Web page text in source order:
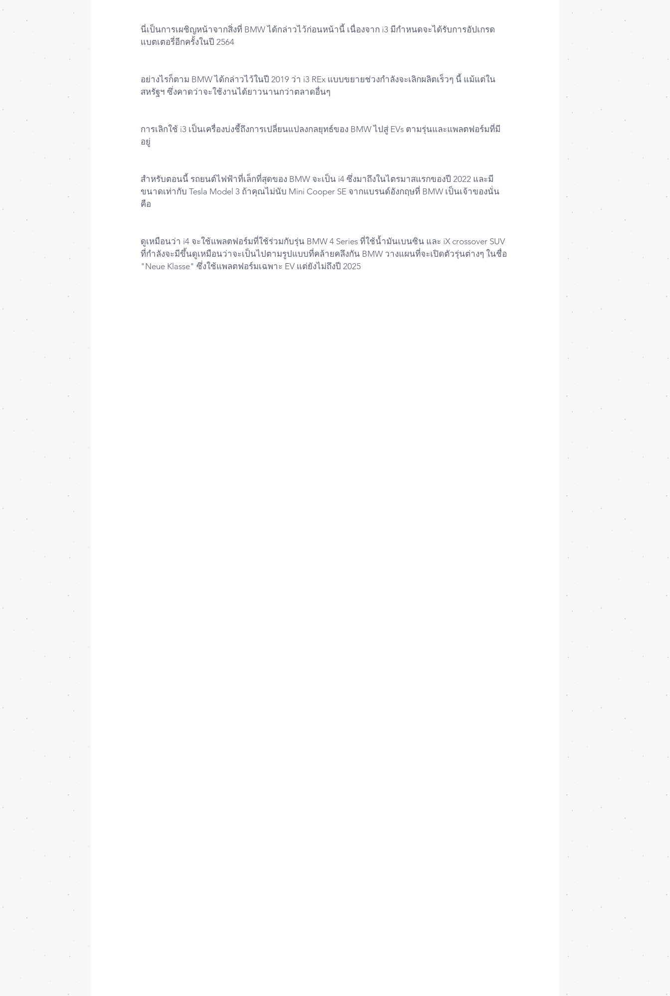
นี่เป็นการเผชิญหน้าจากสิ่งที่ BMW ได้กล่าวไว้ก่อนหน้านี้ เนื่องจาก i3 มีกำหนดจะได้รับการอัปเกรด
แบตเตอรี่อีกครั้งในปี 2564
อย่างไรก็ตาม BMW ได้กล่าวไว้ในปี 2019 ว่า i3 REx แบบขยายช่วงกำลังจะเลิกผลิตเร็วๆ นี้ แม้แต่ใน
สหรัฐฯ ซึ่งคาดว่าจะใช้งานได้ยาวนานกว่าตลาดอื่นๆ
การเลิกใช้ i3 เป็นเครื่องบ่งชี้ถึงการเปลี่ยนแปลงกลยุทธ์ของ BMW ไปสู่ EVs ตามรุ่นและแพลตฟอร์มที่มี
อยู่
สำหรับตอนนี้ รถยนต์ไฟฟ้าที่เล็กที่สุดของ BMW จะเป็น i4 ซึ่งมาถึงในไตรมาสแรกของปี 2022 และมี
ขนาดเท่ากับ Tesla Model 3 ถ้าคุณไม่นับ Mini Cooper SE จากแบรนด์อังกฤษที่ BMW เป็นเจ้าของนั่น
คือ
ดูเหมือนว่า i4 จะใช้แพลตฟอร์มที่ใช้ร่วมกับรุ่น BMW 4 Series ที่ใช้น้ำมันเบนซิน และ iX crossover SUV
ที่กำลังจะมีขึ้นดูเหมือนว่าจะเป็นไปตามรูปแบบที่คล้ายคลึงกัน BMW วางแผนที่จะเปิดตัวรุ่นต่างๆ ในชื่อ
"Neue Klasse" ซึ่งใช้แพลตฟอร์มเฉพาะ EV แต่ยังไม่ถึงปี 2025